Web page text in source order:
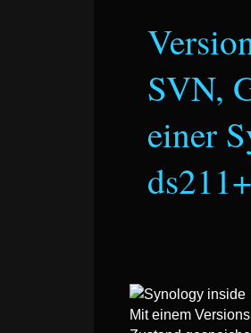
SVN,
einer
ds211+
Mit einem